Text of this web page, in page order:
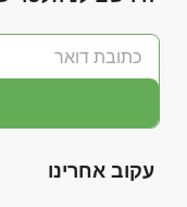
עקוב אחרינו